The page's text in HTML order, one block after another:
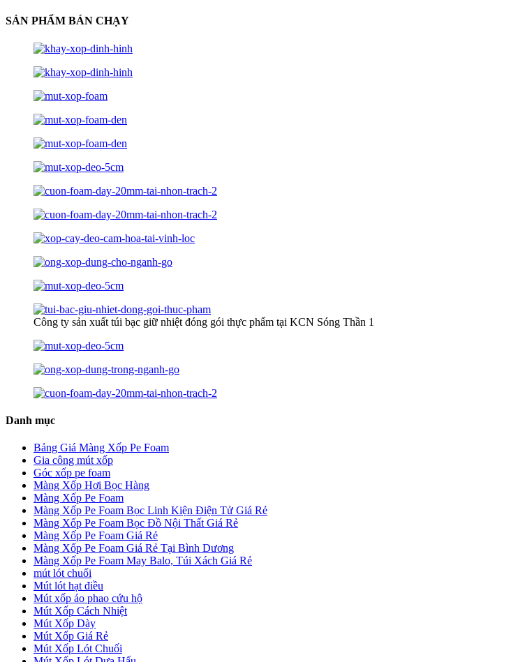
SẢN PHẨM BÁN CHẠY
Công ty sản xuất túi bạc giữ nhiệt đóng gói thực phẩm tại KCN Sóng Thần 1
Danh mục
Bảng Giá Màng Xốp Pe Foam
Gia công mút xốp
Góc xốp pe foam
Màng Xốp Hơi Bọc Hàng
Màng Xốp Pe Foam
Màng Xốp Pe Foam Bọc Linh Kiện Điện Tử Giá Rẻ
Màng Xốp Pe Foam Bọc Đồ Nội Thất Giá Rẻ
Màng Xốp Pe Foam Giá Rẻ
Màng Xốp Pe Foam Giá Rẻ Tại Bình Dương
Màng Xốp Pe Foam May Balo, Túi Xách Giá Rẻ
mút lót chuối
Mút lót hạt điều
Mút xốp áo phao cứu hộ
Mút Xốp Cách Nhiệt
Mút Xốp Dày
Mút Xốp Giá Rẻ
Mút Xốp Lót Chuối